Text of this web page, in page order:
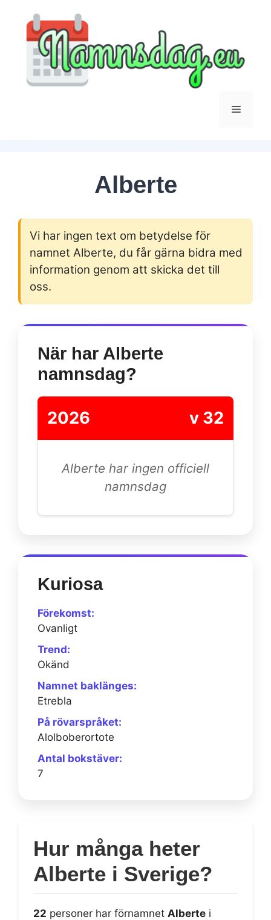
innehåll
Meny
Alberte
Vi har ingen text om betydelse för
namnet Alberte, du får gärna bidra med
information genom att skicka det till
oss.
När har Alberte
namnsdag?
2026 v 32
Alberte har ingen officiell
namnsdag
Kuriosa
Förekomst:
Ovanligt
Trend:
Okänd
Namnet baklänges:
Etrebla
På rövarspråket:
Alolboberortote
Antal bokstäver:
7
Hur många heter
Alberte i Sverige?
22 personer har förnamnet Alberte i